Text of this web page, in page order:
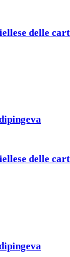
delle
delle